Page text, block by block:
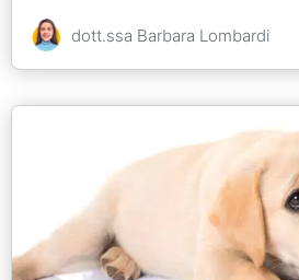
dott.ssa Barbara Lombardi